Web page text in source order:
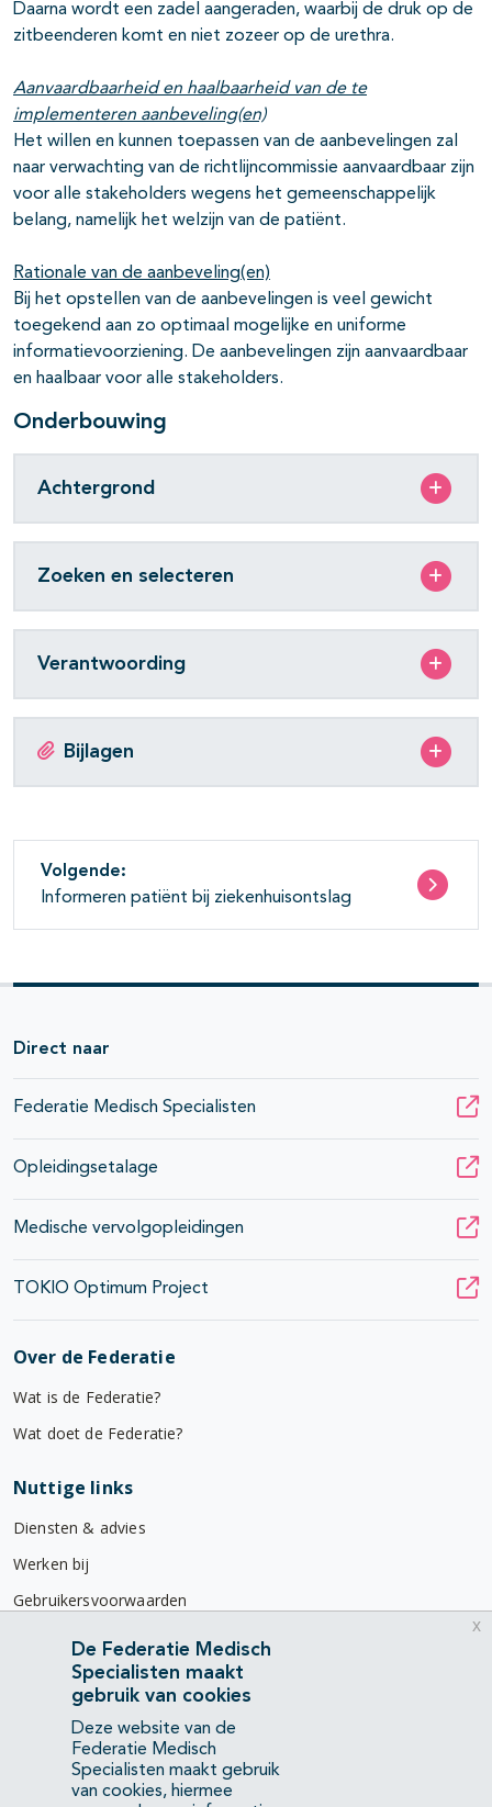
Daarna wordt een zadel aangeraden, waarbij de druk op de
zitbeenderen komt en niet zozeer op de urethra.
Aanvaardbaarheid en haalbaarheid van de te
implementeren aanbeveling(en)
Het willen en kunnen toepassen van de aanbevelingen zal
naar verwachting van de richtlijncommissie aanvaardbaar zijn
voor alle stakeholders wegens het gemeenschappelijk
belang, namelijk het welzijn van de patiënt.
Rationale van de aanbeveling(en)
Bij het opstellen van de aanbevelingen is veel gewicht
toegekend aan zo optimaal mogelijke en uniforme
informatievoorziening. De aanbevelingen zijn aanvaardbaar
en haalbaar voor alle stakeholders.
Onderbouwing
Achtergrond
Zoeken en selecteren
Verantwoording
Bijlagen
Volgende:
Informeren patiënt bij ziekenhuisontslag
Direct naar
Federatie Medisch Specialisten
Opleidingsetalage
Medische vervolgopleidingen
TOKIO Optimum Project
Over de Federatie
Wat is de Federatie?
Wat doet de Federatie?
Nuttige links
Diensten & advies
Werken bij
Gebruikersvoorwaarden
Privacyverklaring
Contact
Mercatorlaan 1200
3528 BL Utrecht
(088) 505 34 34
De Federatie Medisch
Specialisten maakt
gebruik van cookies
Deze website van de
Federatie Medisch
Specialisten maakt gebruik
van cookies, hiermee
x